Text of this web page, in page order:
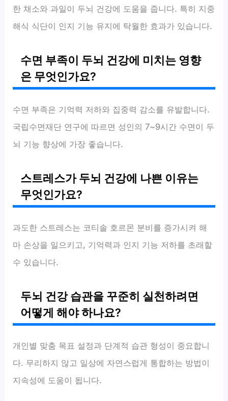
한 채소와 과일이 두뇌 건강에 도움을 줍니다. 특히 지중
해식 식단이 인지 기능 유지에 탁월한 효과가 있습니다.
수면 부족이 두뇌 건강에 미치는 영향
은 무엇인가요?
수면 부족은 기억력 저하와 집중력 감소를 유발합니다.
국립수면재단 연구에 따르면 성인의 7~9시간 수면이 두
뇌 기능 향상에 가장 좋습니다.
스트레스가 두뇌 건강에 나쁜 이유는
무엇인가요?
과도한 스트레스는 코티솔 호르몬 분비를 증가시켜 해
마 손상을 일으키고, 기억력과 인지 기능 저하를 초래할
수 있습니다.
두뇌 건강 습관을 꾸준히 실천하려면
어떻게 해야 하나요?
개인별 맞춤 목표 설정과 단계적 습관 형성이 중요합니
다. 무리하지 않고 일상에 자연스럽게 통합하는 방법이
지속성에 도움이 됩니다.